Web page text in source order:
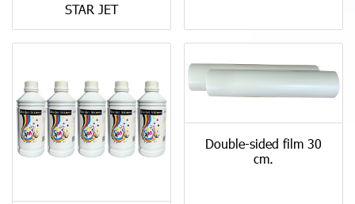
STAR JET
Double-sided film 30
cm.